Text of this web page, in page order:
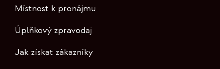
Místnost k pronájmu
Úplňkový zpravodaj
Jak získat zákazníky